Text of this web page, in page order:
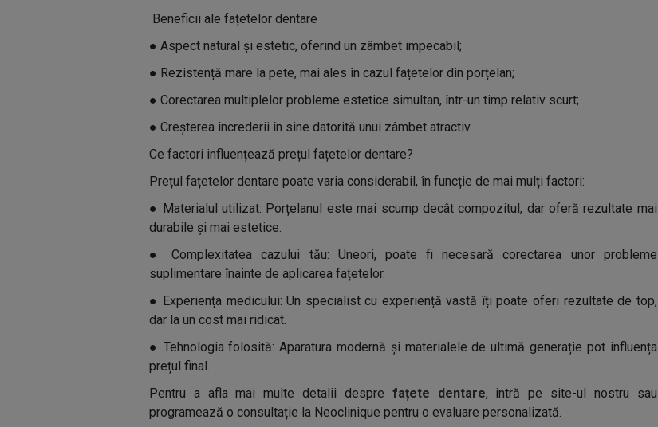
Beneficii ale fațetelor dentare
● Aspect natural și estetic, oferind un zâmbet impecabil;
● Rezistență mare la pete, mai ales în cazul fațetelor din porțelan;
● Corectarea multiplelor probleme estetice simultan, într-un timp relativ scurt;
● Creșterea încrederii în sine datorită unui zâmbet atractiv.
Ce factori influențează prețul fațetelor dentare?
Prețul fațetelor dentare poate varia considerabil, în funcție de mai mulți factori:
● Materialul utilizat: Porțelanul este mai scump decât compozitul, dar oferă rezultate mai
durabile și mai estetice.
●
Complexitatea cazului tău: Uneori, poate fi necesară corectarea unor probleme
suplimentare înainte de aplicarea fațetelor.
● Experiența medicului: Un specialist cu experiență vastă îți poate oferi rezultate de top,
dar la un cost mai ridicat.
● Tehnologia folosită: Aparatura modernă și materialele de ultimă generație pot influența
prețul final.
Pentru a afla mai multe detalii despre fațete dentare, intră pe site-ul nostru sau
programează o consultație la Neoclinique pentru o evaluare personalizată.